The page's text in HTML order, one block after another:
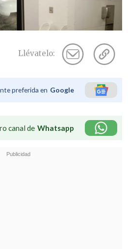
Llévatelo:
preferida en Google
canal de Whatsapp